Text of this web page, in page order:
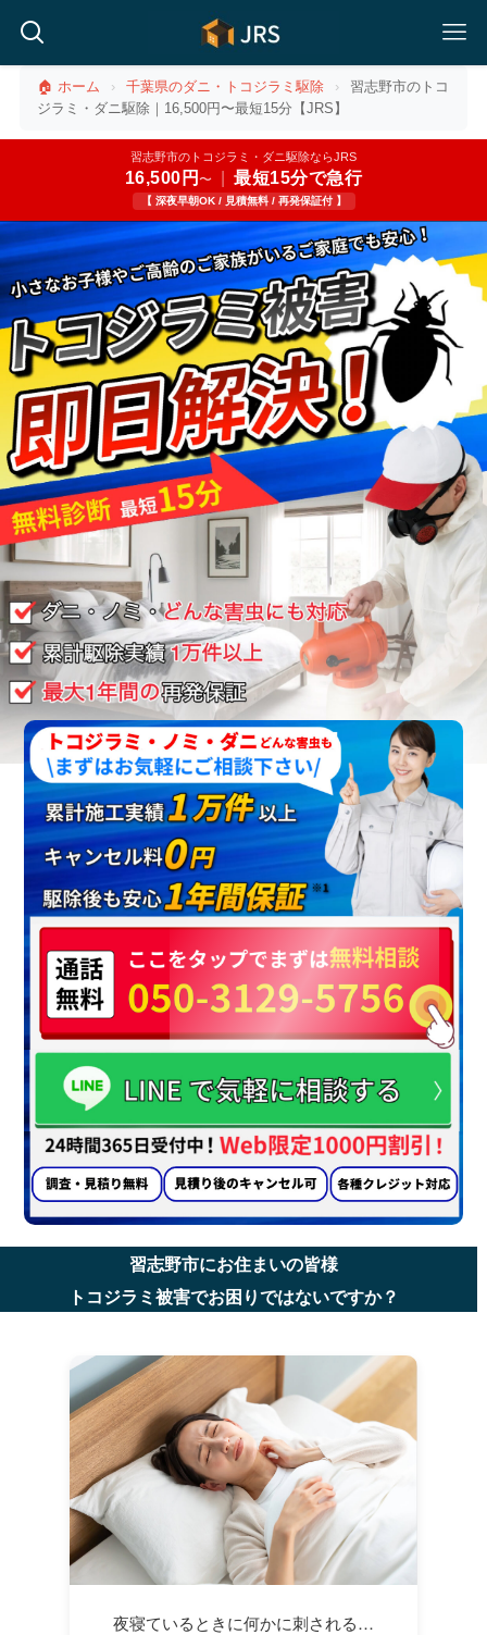
🏠 ホーム › 千葉県のダニ・トコジラミ駆除 ›
習志野市のトコ
ジラミ・ダニ駆除｜16,500円〜最短15分【JRS】
習志野市のトコジラミ・ダニ駆除ならJRS
16,500円〜 最短15分で急行
【 深夜早朝OK / 見積無料 / 再発保証付 】
習志野市にお住まいの皆様
トコジラミ被害でお困りではないですか？
夜寝ているときに何かに刺される…